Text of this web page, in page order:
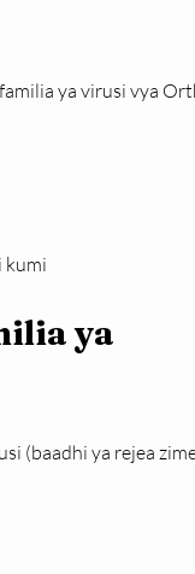
ya virusi vya
kumi
ya
(baadhi ya rejea